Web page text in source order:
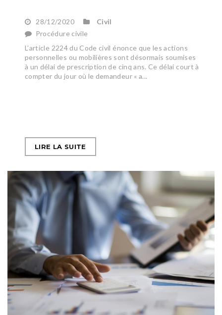
28/12/2020
Civil
Procédure civile
L’article 2224 du Code civil énonce que les actions
personnelles ou mobilières sont désormais soumises
à un délai de prescription de cinq ans. Ce délai court à
compter du jour où le demandeur « a...
LIRE LA SUITE